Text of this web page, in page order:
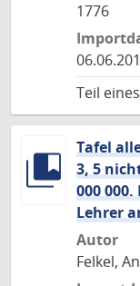
1776
Teil
Tafel
3, 5
000
Lehrer
Autor
Felkel,